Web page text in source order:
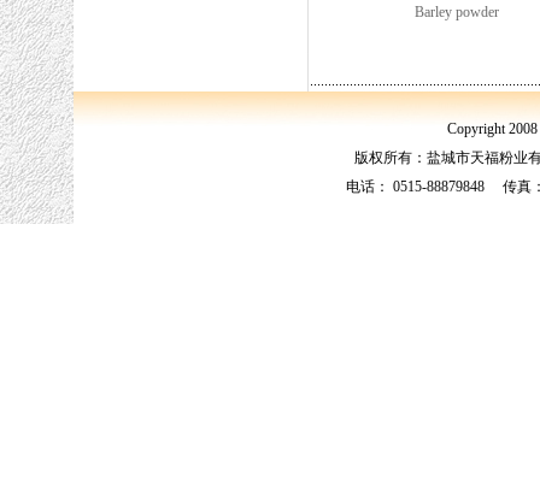
Barley powder
Copyright
版权所有：盐城市天福粉
电话： 0515-88879848 传真